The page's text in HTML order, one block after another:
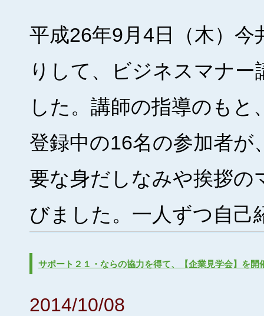
平成26年9月4日（木）今
りして、ビジネスマナー
した。講師の指導のもと
登録中の16名の参加者が
要な身だしなみや挨拶の
びました。一人ずつ自
サポート２１・ならの協力を得て、【企業見学会】を開
2014/10/08